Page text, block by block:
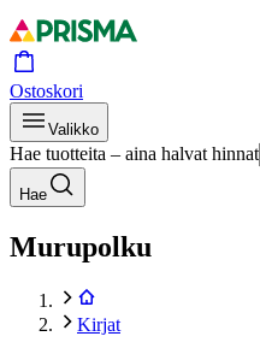
Ostoskori
Valikko
Hae tuotteita – aina halvat hinnat
Hae
Murupolku
Kirjat